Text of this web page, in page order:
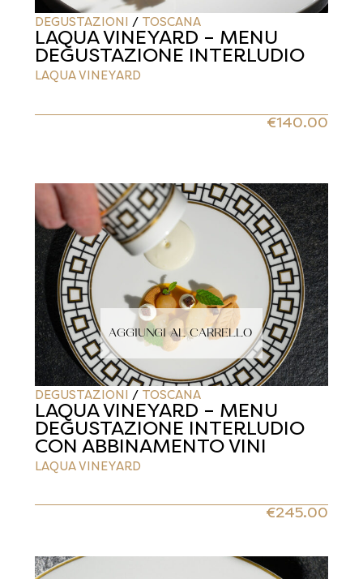
DEGUSTAZIONI / TOSCANA
LAQUA VINEYARD – MENU
DEGUSTAZIONE INTERLUDIO
LAQUA VINEYARD
€140.00
AGGIUNGI AL CARRELLO
DEGUSTAZIONI / TOSCANA
LAQUA VINEYARD – MENU
DEGUSTAZIONE INTERLUDIO
CON ABBINAMENTO VINI
LAQUA VINEYARD
€245.00